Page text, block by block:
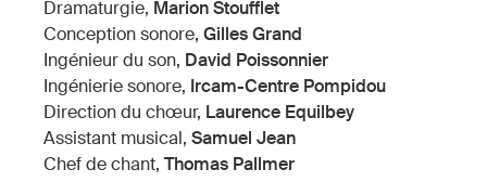
Dramaturgie, Marion Stoufflet
Conception sonore, Gilles Grand
Ingénieur du son, David Poissonnier
Ingénierie sonore, Ircam-Centre Pompidou
Direction du chœur, Laurence Equilbey
Assistant musical, Samuel Jean
Chef de chant, Thomas Pallmer